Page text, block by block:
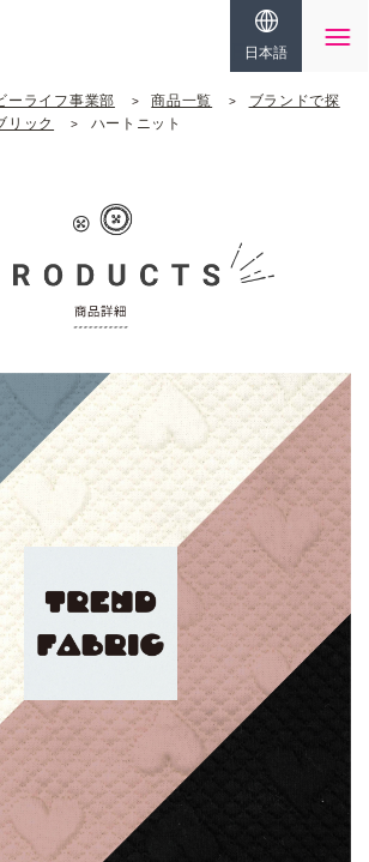
日本語
ーライフ事業部 商品一覧
ブランドで探
リック ハートニット